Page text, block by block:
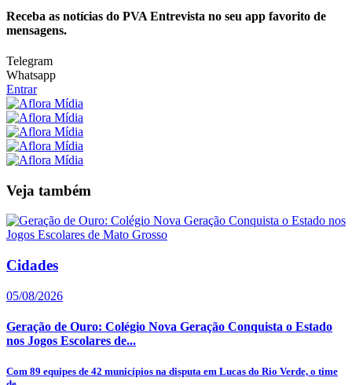
Receba as notícias do PVA Entrevista no seu app favorito de
mensagens.
Telegram
Whatsapp
Entrar
Veja também
Cidades
05/08/2026
Geração de Ouro: Colégio Nova Geração Conquista o Estado
nos Jogos Escolares de...
Com 89 equipes de 42 municípios na disputa em Lucas do Rio Verde, o time